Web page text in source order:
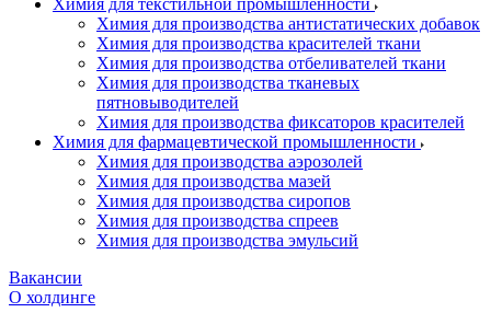
Химия для текстильной промышленности
Химия для производства антистатических добавок
Химия для производства красителей ткани
Химия для производства отбеливателей ткани
Химия для производства тканевых
пятновыводителей
Химия для производства фиксаторов красителей
Химия для фармацевтической промышленности
Химия для производства аэрозолей
Химия для производства мазей
Химия для производства сиропов
Химия для производства спреев
Химия для производства эмульсий
Вакансии
О холдинге